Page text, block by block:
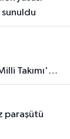
Takımı'na